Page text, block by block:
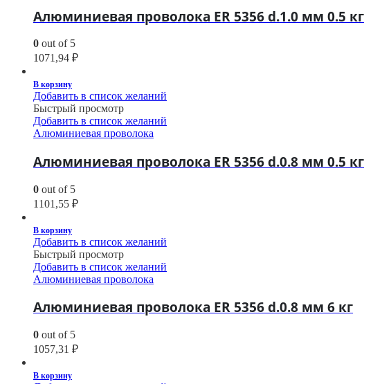
Алюминиевая проволока ER 5356 d.1.0 мм 0.5 кг
0 out of 5
1071,94 ₽
В корзину
Добавить в список желаний
Быстрый просмотр
Добавить в список желаний
Алюминиевая проволока
Алюминиевая проволока ER 5356 d.0.8 мм 0.5 кг
0 out of 5
1101,55 ₽
В корзину
Добавить в список желаний
Быстрый просмотр
Добавить в список желаний
Алюминиевая проволока
Алюминиевая проволока ER 5356 d.0.8 мм 6 кг
0 out of 5
1057,31 ₽
В корзину